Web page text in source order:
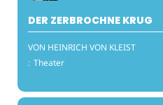
DER ZERBROCHNE KRUG
VON HEINRICH VON KLEIST
: Theater